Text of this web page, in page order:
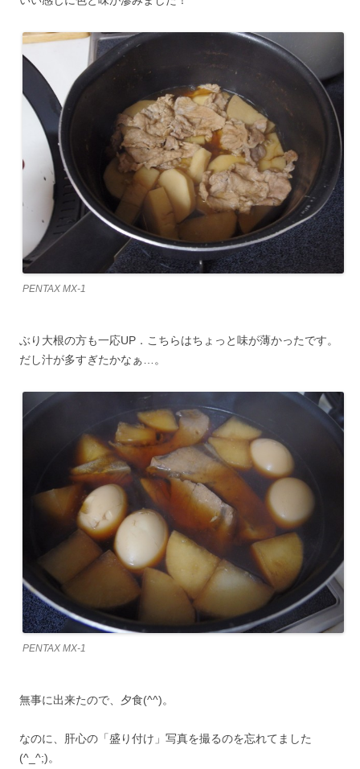
PENTAX MX-1
ぶり大根の方も一応UP．こちらはちょっと味が薄かったです。
だし汁が多すぎたかなぁ…。
PENTAX MX-1
無事に出来たので、夕食(^^)。
なのに、肝心の「盛り付け」写真を撮るのを忘れてました
(^_^;)。